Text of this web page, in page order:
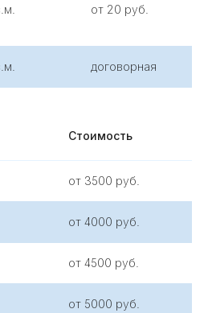
от 20 руб.
договорная
Стоимость
от 3500 руб.
от 4000 руб.
от 4500 руб.
от 5000 руб.
гарантией результата
проблему на
качестве услуг